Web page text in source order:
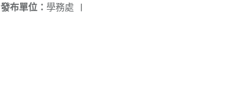
發布單位： 學務處 |